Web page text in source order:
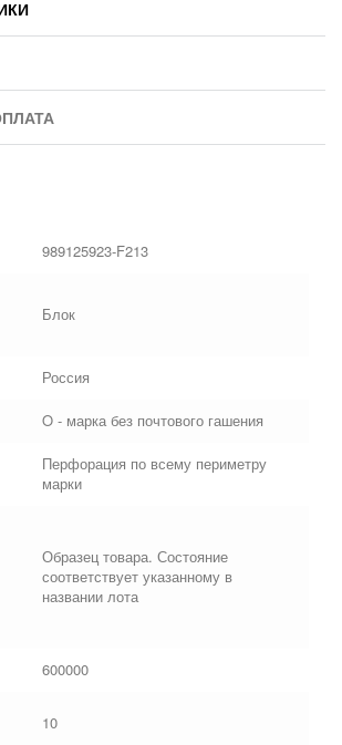
989125923-F213
Блок
Россия
O - марка без почтового гашения
Перфорация по всему периметру
марки
Образец товара. Состояние
соответствует указанному в
названии лота
600000
10